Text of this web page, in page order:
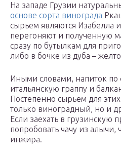
На западе Грузии
основе сорта винограда
сырьем являются Изабелла
перегоняют и полученную
сразу по бутылкам для
либо в бочке из дуба –
Иными словами, напиток по
итальянскую граппу и
Постепенно сырьем для
только виноградный, но и
Если заехать в грузинскую
попробовать чачу из
инжира.